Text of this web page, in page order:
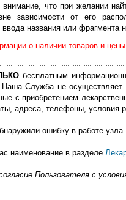
что при желании
зависимости от его
названия или фрагмента
о наличии товаров и
бесплатным
Служба не
с приобретением
адреса, телефоны, условия
ошибку в работе узла
наименование в разделе
Пользователя с